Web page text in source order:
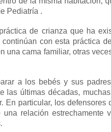
Pediatría .
práctica de crianza que ha
con esta práctica
una cama familiar, otras
a los bebés y sus
las últimas décadas,
En particular, los defensores
relación estrechamente